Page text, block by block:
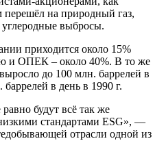
на природный газ,
углеродные выбросы.
приходится около 15%
и ОПЕК – около 40%. В то же
до 100 млн. баррелей в
в день в 1990 г.
будут всё так же
стандартами ESG», —
отрасли одной из